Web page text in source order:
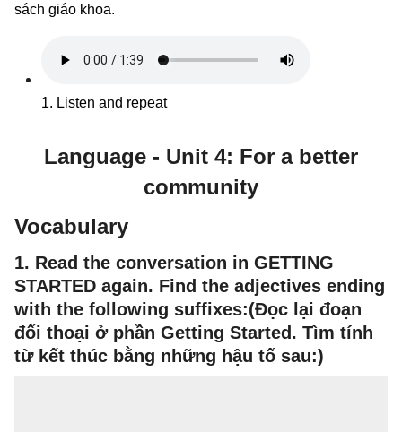
sách giáo khoa.
1. Listen and repeat
Language - Unit 4: For a better
community
Vocabulary
1. Read the conversation in GETTING
STARTED again. Find the adjectives ending
with the following suffixes:(Đọc lại đoạn
đối thoại ở phần Getting Started. Tìm tính
từ kết thúc bằng những hậu tố sau:)